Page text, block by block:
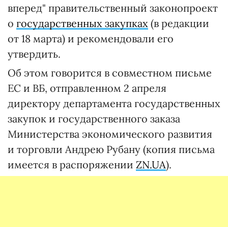
вперед" правительственный законопроект
о государственных закупках (в редакции
от 18 марта) и рекомендовали его
утвердить.
Об этом говорится в совместном письме
ЕС и ВБ, отправленном 2 апреля
директору департамента государственных
закупок и государственного заказа
Министерства экономического развития
и торговли Андрею Рубану (копия письма
имеется в распоряжении ZN.UA).